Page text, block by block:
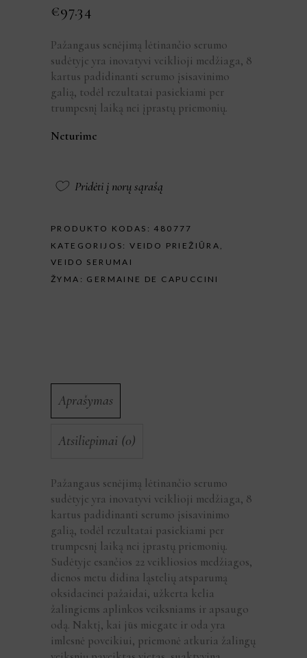
€97.34
Pažangaus senėjimą lėtinančio serumo
sudėtyje yra inovatyvi veiklioji medžiaga, 8
kartus padidinanti serumo įsisavinimo
galią, todėl rezultatai pasiekiami per
trumpesnį laiką nei įprastų priemonių.
Neturime
Pridėti į norų sąrašą
PRODUKTO KODAS: 480777
KATEGORIJOS:VEIDO PRIEŽIŪRA ,
VEIDO SERUMAI
ŽYMA: GERMAINE DE CAPUCCINI
Aprašymas
Atsiliepimai (0)
Pažangaus senėjimą lėtinančio serumo
sudėtyje yra inovatyvi veiklioji medžiaga, 8
kartus padidinanti serumo įsisavinimo
galią, todėl rezultatai pasiekiami per
trumpesnį laiką nei įprastų priemonių.
Sudėtyje esančios 22 veikliosios medžiagos,
dienos metu didina ląstelių atsparumą
oksidacinei pažaidai, užkerta kelia
žalingiems aplinkos veiksniams ir apsaugo
odą. Naktį, kai jūs miegate ir oda yra
imlesnė poveikiui, priemonė atkuria žalingų